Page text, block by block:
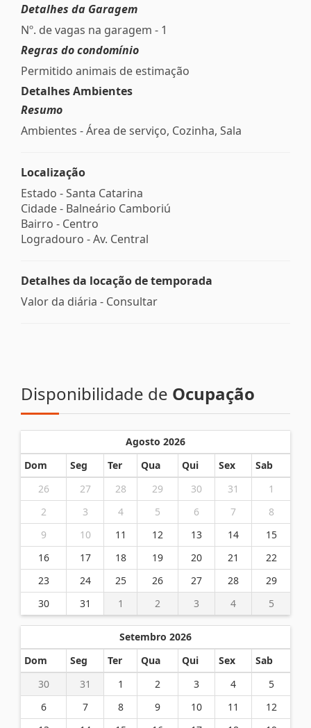
Detalhes da Garagem
Nº. de vagas na garagem - 1
Regras do condomínio
Permitido animais de estimação
Detalhes Ambientes
Resumo
Ambientes - Área de serviço, Cozinha, Sala
Localização
Estado -Santa Catarina
Cidade - Balneário Camboriú
Bairro - Centro
Logradouro -Av. Central
Detalhes da locação de temporada
Valor da diária - Consultar
Disponibilidade de Ocupação
Agosto 2026
Dom
Seg Ter Qua Qui Sex
Sab
26
27 28 29 30 31
1
2
3 4 5 6 7
8
9
10 11 12 13 14
15
16
17 18 19 20 21
22
23
24 25 26 27 28
29
30
31 1 2 3 4 5
Setembro 2026
Dom
Seg Ter Qua Qui Sex
Sab
30
31 1 2 3 4
5
6
7 8 9 10 11
12